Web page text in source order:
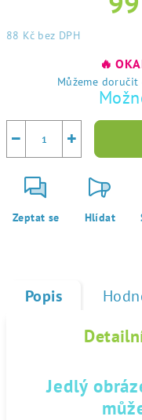
88 Kč bez DPH
🔥
Můžeme doručit
+
−
Zeptat se Hlídat
Popis
Jedlý